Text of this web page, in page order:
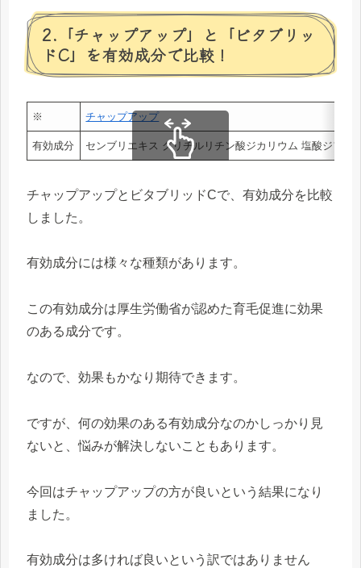
2.「チャップアップ」と「ビタブリッ
ドC」を有効成分で比較！
※ チャップアップ
有効成分 センブリエキス グリチルリチン酸ジカリウム 塩酸ジフ
チャップアップとビタブリッドCで、有効成分を比較
しました。
有効成分には様々な種類があります。
この有効成分は厚生労働省が認めた育毛促進に効果
のある成分です。
なので、効果もかなり期待できます。
ですが、何の効果のある有効成分なのかしっかり見
ないと、悩みが解決しないこともあります。
今回はチャップアップの方が良いという結果になり
ました。
有効成分は多ければ良いという訳ではありません